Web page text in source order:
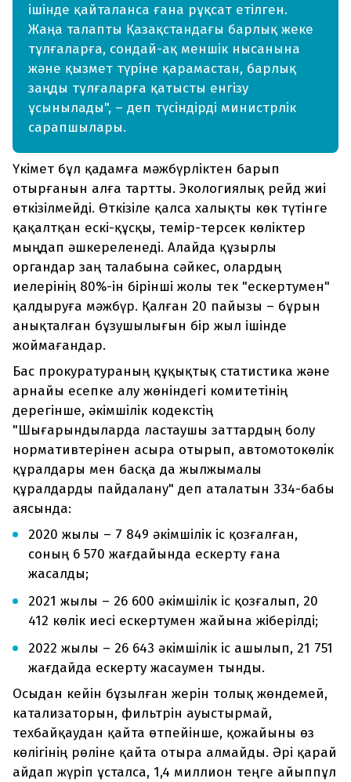
ішінде қайталанса ғана рұқсат етілген.
Жаңа талапты Қазақстандағы барлық жеке
тұлғаларға, сондай-ақ меншік нысанына
және қызмет түріне қарамастан, барлық
заңды тұлғаларға қатысты енгізу
ұсынылады", – деп түсіндірді министрлік
сарапшылары.
Үкімет бұл қадамға мәжбүрліктен барып
отырғанын алға тартты. Экологиялық рейд жиі
өткізілмейді. Өткізіле қалса халықты көк түтінге
қақалтқан ескі-құсқы, темір-терсек көліктер
мыңдап әшкереленеді. Алайда құзырлы
органдар заң талабына сәйкес, олардың
иелерінің 80%-ін бірінші жолы тек "ескертумен"
қалдыруға мәжбүр. Қалған 20 пайызы – бұрын
анықталған бұзушылығын бір жыл ішінде
жоймағандар.
Бас прокуратураның құқықтық статистика және
арнайы есепке алу жөніндегі комитетінің
дерегінше, әкімшілік кодекстің
"Шығарындыларда ластаушы заттардың болу
нормативтерінен асыра отырып, автомотокөлiк
құралдары мен басқа да жылжымалы
құралдарды пайдалану" деп аталатын 334-бабы
аясында:
2020 жылы – 7 849 әкімшілік іс қозғалған,
соның 6 570 жағдайында ескерту ғана
жасалды;
2021 жылы – 26 600 әкімшілік іс қозғалып, 20
412 көлік иесі ескертумен жайына жіберілді;
2022 жылы – 26 643 әкімшілік іс ашылып, 21 751
жағдайда ескерту жасаумен тынды.
Осыдан кейін бұзылған жерін толық жөндемей,
катализаторын, фильтрін ауыстырмай,
техбайқаудан қайта өтпейінше, қожайыны өз
көлігінің рөліне қайта отыра алмайды. Әрі қарай
айдап жүріп ұсталса, 1,4 миллион теңге айыппұл